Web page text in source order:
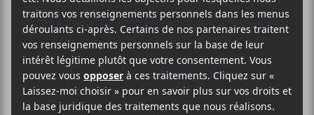
2025-11-21@21:00 –23:30
Brainwasher,Boutique Feelings ,Mulch,Yoo
Doo Rightet Annie-Claude Deschênesseront
en concert dans le cadre de M pour Montréal le 21
novembre prochain à la Sala Rossa.